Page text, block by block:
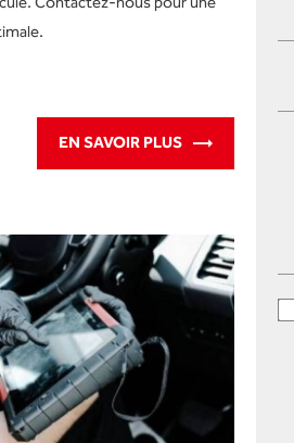
EN SAVOIR PLUS